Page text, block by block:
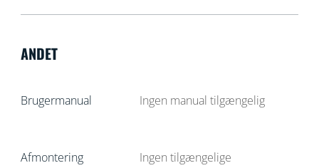
ANDET
Brugermanual Ingen manual tilgængelig
Afmontering
Ingen tilgængelige